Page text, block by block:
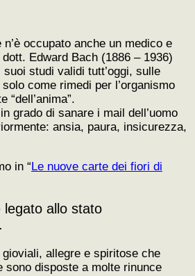
occupato anche un medico e
Edward Bach (1886 – 1936)
studi validi tutt’oggi, sulle
come rimedi per l’organismo
“dell’anima”.
grado di sanare i mail dell’uomo
ansia, paura, insicurezza,
in “Le nuove carte dei fiori di
allo stato
allegre e spiritose che
sono disposte a molte rinunce